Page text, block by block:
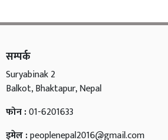
सम्पर्क
Suryabinak 2
Balkot, Bhaktapur, Nepal
फोन :01-6201633
इमेल :peoplenepal2016@gmail.com